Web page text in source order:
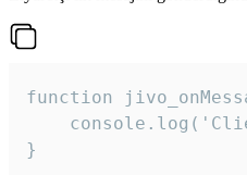
function
}